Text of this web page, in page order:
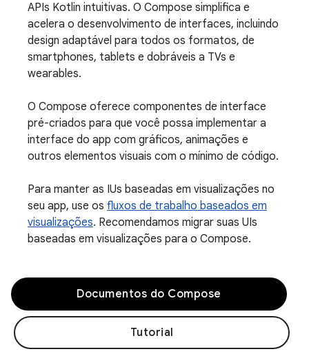
APIs Kotlin intuitivas. O Compose simplifica e
acelera o desenvolvimento de interfaces, incluindo
design adaptável para todos os formatos, de
smartphones, tablets e dobráveis a TVs e
wearables.
O Compose oferece componentes de interface
pré-criados para que você possa implementar a
interface do app com gráficos, animações e
outros elementos visuais com o mínimo de código.
Para manter as IUs baseadas em visualizações no
seu app, use os fluxos de trabalho baseados em
visualizações. Recomendamos migrar suas UIs
baseadas em visualizações para o Compose.
Documentos do Compose
Tutorial